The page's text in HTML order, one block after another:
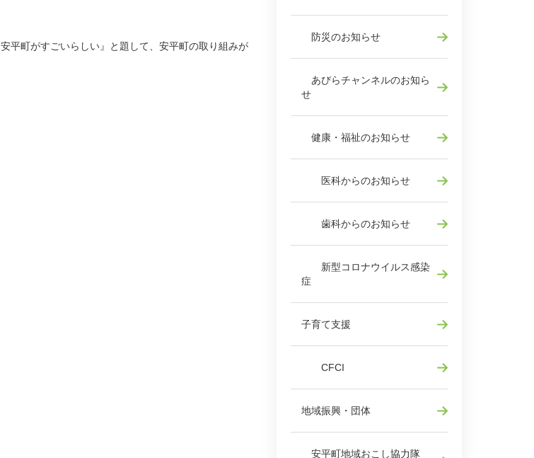
平町がすごいらしい』と題して、安平町の取り組みが
防災のお知らせ
あびらチャンネルのお知ら
せ
健康・福祉のお知らせ
医科からのお知らせ
歯科からのお知らせ
新型コロナウイルス感染
症
子育て支援
CFCI
地域振興・団体
安平町地域おこし協力隊